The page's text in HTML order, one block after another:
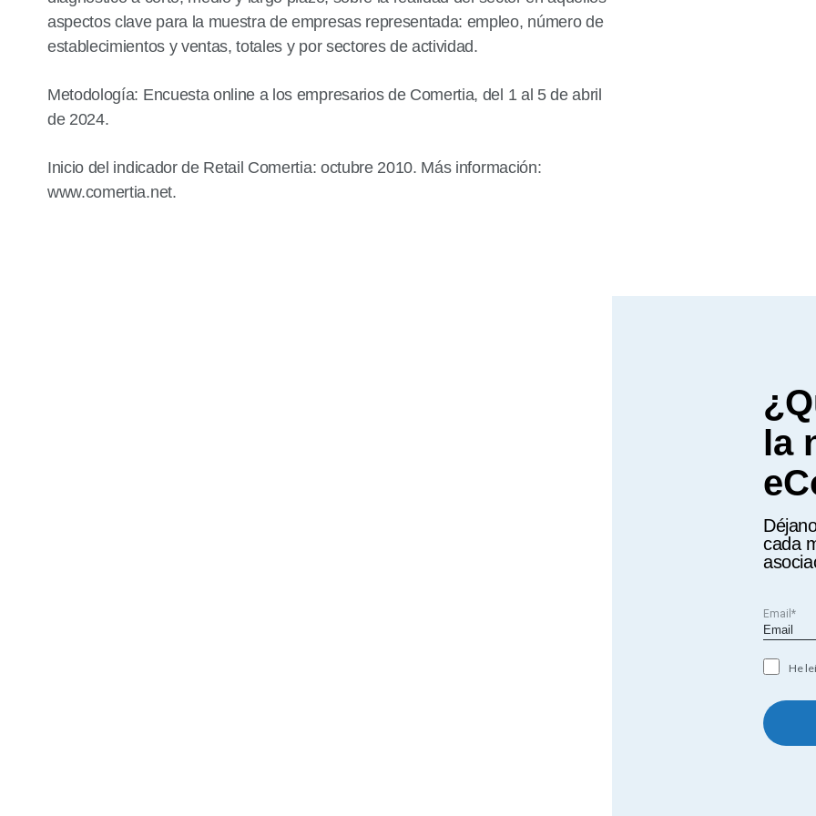
aspectos clave para la muestra de empresas representada: empleo, número de
establecimientos y ventas, totales y por sectores de actividad.
Metodología: Encuesta online a los empresarios de Comertia, del 1 al 5 de abril
de 2024.
Inicio del indicador de Retail Comertia: octubre 2010. Más información:
www.comertia.net.
la
cada
Email*
He